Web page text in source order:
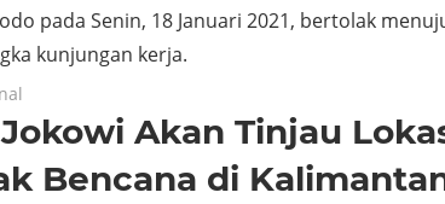
pada Senin, 18 Januari 2021, bertolak
kunjungan kerja.
Akan Tinjau
Bencana di